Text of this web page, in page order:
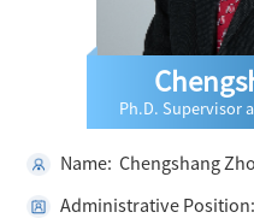
Ph.D. Supervisor
Name: Chengshang
Administrative